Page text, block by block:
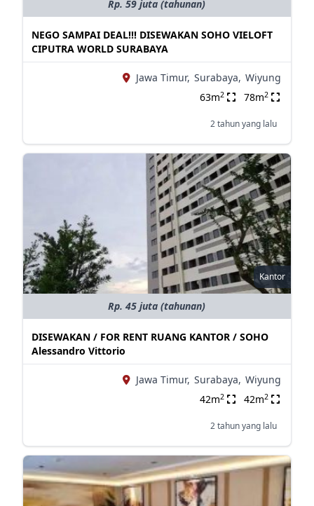
Rp. 59 juta (tahunan)
NEGO SAMPAI DEAL!!! DISEWAKAN SOHO VIELOFT
CIPUTRA WORLD SURABAYA
Jawa Timur, Surabaya, Wiyung
63m2 78m2
2 tahun yang lalu
Kantor
Rp. 45 juta (tahunan)
DISEWAKAN / FOR RENT RUANG KANTOR / SOHO
Alessandro Vittorio
Jawa Timur, Surabaya, Wiyung
42m2 42m2
2 tahun yang lalu